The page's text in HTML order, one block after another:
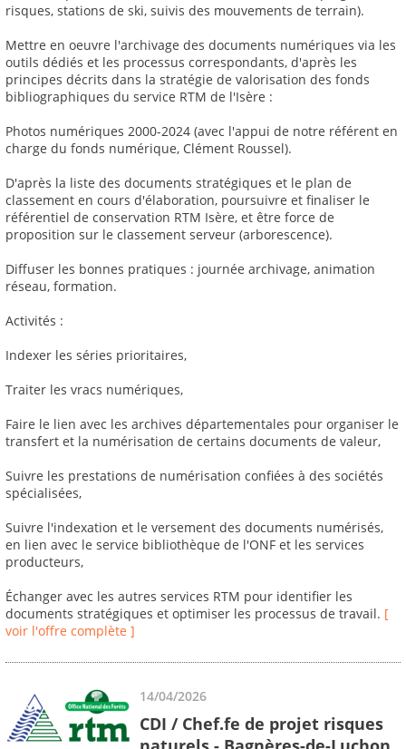
risques, stations de ski, suivis des mouvements de terrain).
Mettre en oeuvre l'archivage des documents numériques via les
outils dédiés et les processus correspondants, d'après les
principes décrits dans la stratégie de valorisation des fonds
bibliographiques du service RTM de l'Isère :
Photos numériques 2000-2024 (avec l'appui de notre référent en
charge du fonds numérique, Clément Roussel).
D'après la liste des documents stratégiques et le plan de
classement en cours d'élaboration, poursuivre et finaliser le
référentiel de conservation RTM Isère, et être force de
proposition sur le classement serveur (arborescence).
Diffuser les bonnes pratiques : journée archivage, animation
réseau, formation.
Activités :
Indexer les séries prioritaires,
Traiter les vracs numériques,
Faire le lien avec les archives départementales pour organiser le
transfert et la numérisation de certains documents de valeur,
Suivre les prestations de numérisation confiées à des sociétés
spécialisées,
Suivre l'indexation et le versement des documents numérisés,
en lien avec le service bibliothèque de l'ONF et les services
producteurs,
Échanger avec les autres services RTM pour identifier les
documents stratégiques et optimiser les processus de travail. [
voir l'offre complète ]
14/04/2026
CDI / Chef.fe de projet risques